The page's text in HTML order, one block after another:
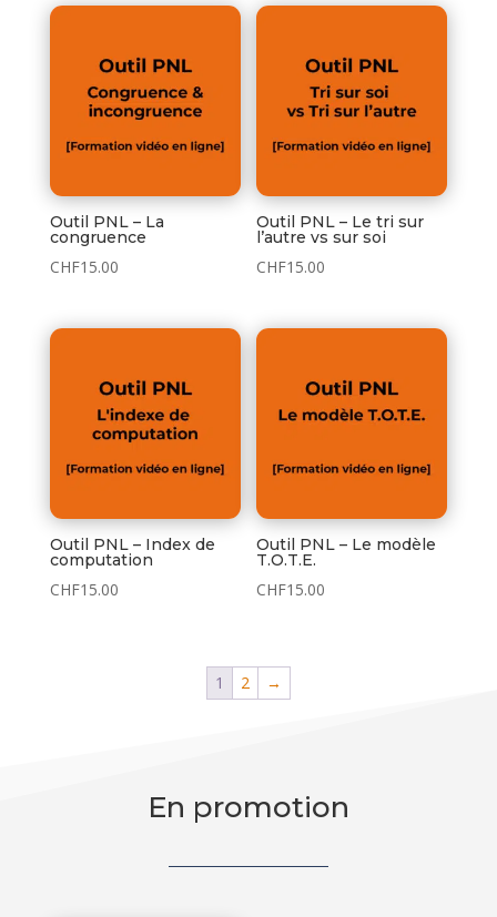
Outil PNL – La
congruence
CHF15.00
Outil PNL – Le tri sur
l’autre vs sur soi
CHF15.00
Outil PNL – Index de
computation
CHF15.00
Outil PNL – Le modèle
T.O.T.E.
CHF15.00
1 2 →
En promotion